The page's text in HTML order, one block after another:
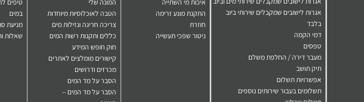
אגרות לישובים שמקבלים שירותי ביוב
בלבד
דמי הקמה
טפסים
מעבר דירה / החלפת משלם
תיק תושב
אפשרויות תשלום
תשלומים בעבור שירותים נוספים
איכות מי השתייה
התקנת מונע זרימה
חוזרת
ניטור שפכי תעשייה
המונה שלי
הטבה לאוכלוסיות מיוחדות
צריכה חריגה ונזילות מים
כללים ותקנות רשות המים
חוק חופש המידע
קישורים מומלצים לאתרים
מכרזים ודרושים
הסבר על מד המים
הסבר על מד המים –
טיפים
במים
מניעת
שאלות